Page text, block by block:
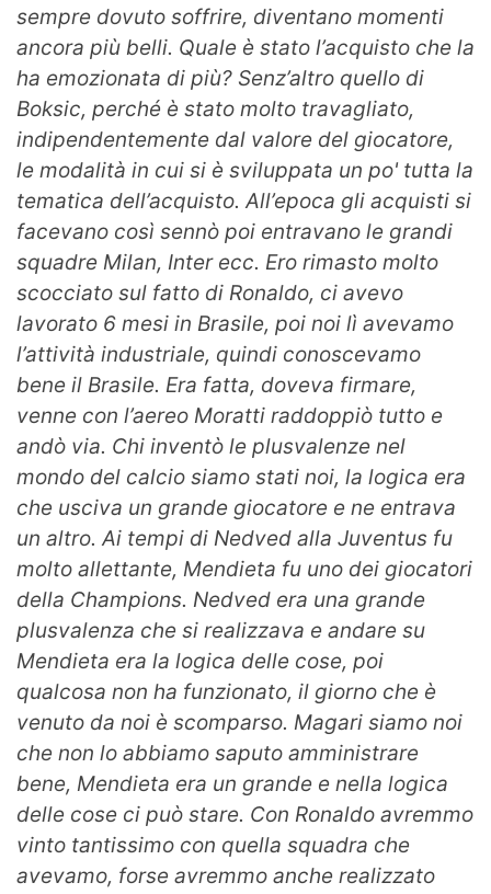
sempre dovuto soffrire, diventano momenti
ancora più belli. Quale è stato l’acquisto che la
ha emozionata di più? Senz’altro quello di
Boksic, perché è stato molto travagliato,
indipendentemente dal valore del giocatore,
le modalità in cui si è sviluppata un po' tutta la
tematica dell’acquisto. All’epoca gli acquisti si
facevano così sennò poi entravano le grandi
squadre Milan, Inter ecc. Ero rimasto molto
scocciato sul fatto di Ronaldo, ci avevo
lavorato 6 mesi in Brasile, poi noi lì avevamo
l’attività industriale, quindi conoscevamo
bene il Brasile. Era fatta, doveva firmare,
venne con l’aereo Moratti raddoppiò tutto e
andò via. Chi inventò le plusvalenze nel
mondo del calcio siamo stati noi, la logica era
che usciva un grande giocatore e ne entrava
un altro. Ai tempi di Nedved alla Juventus fu
molto allettante, Mendieta fu uno dei giocatori
della Champions. Nedved era una grande
plusvalenza che si realizzava e andare su
Mendieta era la logica delle cose, poi
qualcosa non ha funzionato, il giorno che è
venuto da noi è scomparso. Magari siamo noi
che non lo abbiamo saputo amministrare
bene, Mendieta era un grande e nella logica
delle cose ci può stare. Con Ronaldo avremmo
vinto tantissimo con quella squadra che
avevamo, forse avremmo anche realizzato